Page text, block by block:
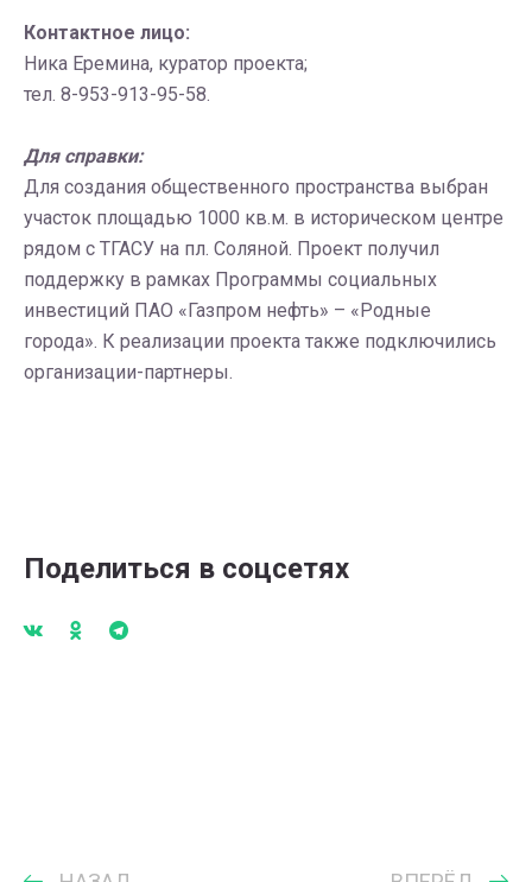
Контактное лицо:
Ника Еремина, куратор проекта;
тел. 8-953-913-95-58.
Для справки:
Для создания общественного пространства выбран
участок площадью 1000 кв.м. в историческом центре
рядом с ТГАСУ на пл. Соляной. Проект получил
поддержку в рамках Программы социальных
инвестиций ПАО «Газпром нефть» – «Родные
города». К реализации проекта также подключились
организации-партнеры.
Поделиться в соцсетях